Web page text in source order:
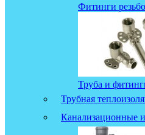
Фитинги
Труба и
Трубная
Канализационные